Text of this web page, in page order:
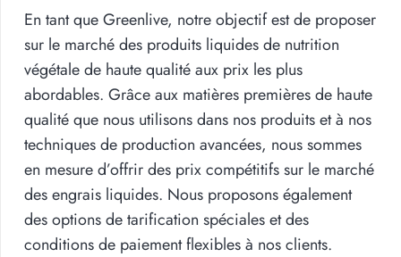
En tant que Greenlive, notre objectif est de proposer
sur le marché des produits liquides de nutrition
végétale de haute qualité aux prix les plus
abordables. Grâce aux matières premières de haute
qualité que nous utilisons dans nos produits et à nos
techniques de production avancées, nous sommes
en mesure d’offrir des prix compétitifs sur le marché
des engrais liquides. Nous proposons également
des options de tarification spéciales et des
conditions de paiement flexibles à nos clients.